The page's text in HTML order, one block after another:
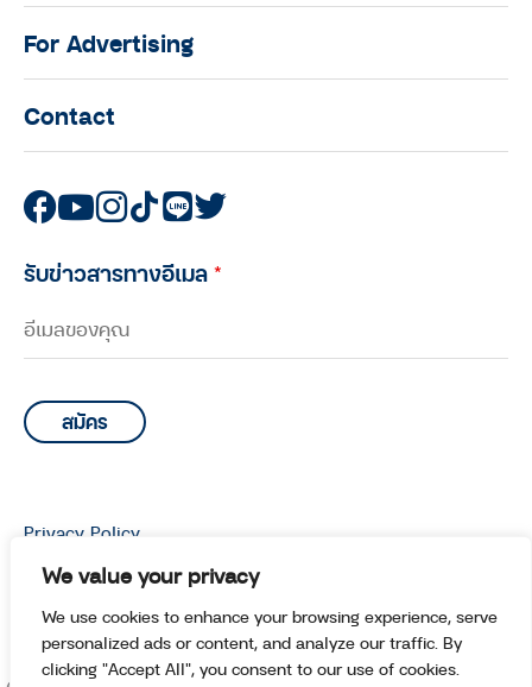
We value your privacy
We use cookies to enhance your browsing experience, serve
personalized ads or content, and analyze our traffic. By
clicking "Accept All", you consent to our use of cookies.
For Advertising
Contact
รับข่าวสารทางอีเมล*
© Copyright 2026 Manoottangwai All Rights Reserved.
Privacy Policy